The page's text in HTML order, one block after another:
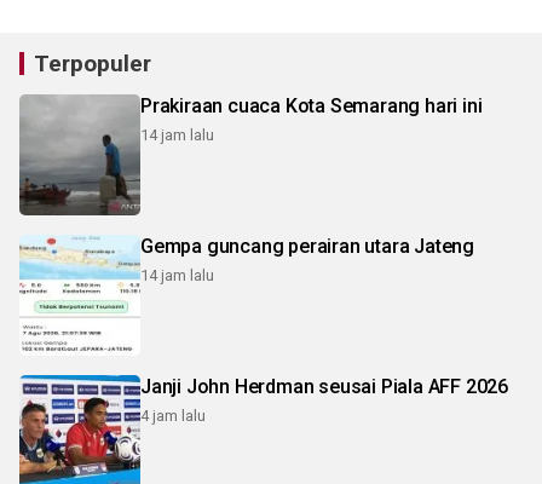
Terpopuler
Prakiraan cuaca Kota Semarang hari ini
14 jam lalu
Gempa guncang perairan utara Jateng
14 jam lalu
Janji John Herdman seusai Piala AFF 2026
4 jam lalu